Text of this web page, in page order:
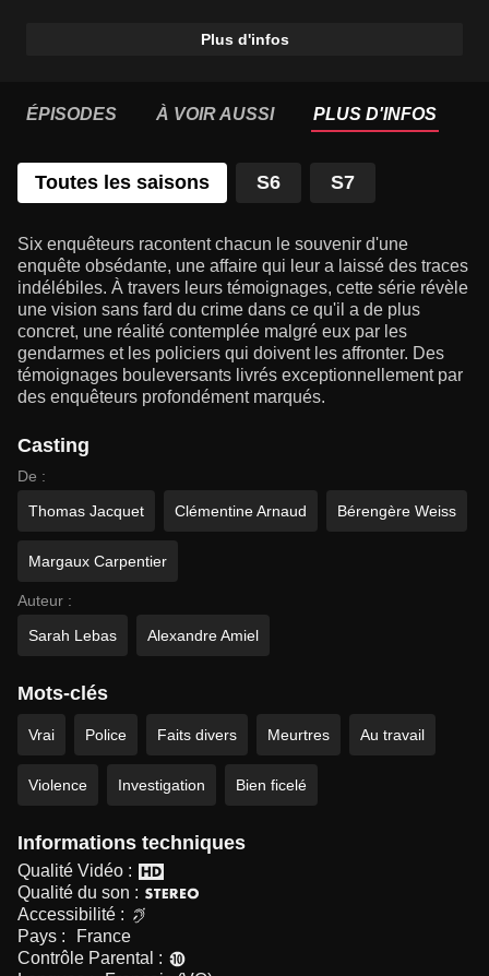
Plus d'infos
ÉPISODES À VOIR AUSSI PLUS D'INFOS
Toutes les saisons S6 S7
Six enquêteurs racontent chacun le souvenir d'une
enquête obsédante, une affaire qui leur a laissé des traces
indélébiles. À travers leurs témoignages, cette série révèle
une vision sans fard du crime dans ce qu'il a de plus
concret, une réalité contemplée malgré eux par les
gendarmes et les policiers qui doivent les affronter. Des
témoignages bouleversants livrés exceptionnellement par
des enquêteurs profondément marqués.
Casting
De :
Thomas Jacquet
Clémentine Arnaud Bérengère Weiss
Margaux Carpentier
Auteur :
Sarah Lebas
Alexandre Amiel
Mots-clés
Vrai Police Faits divers Meurtres Au travail
Violence Investigation Bien ficelé
Informations techniques
Qualité Vidéo :
Qualité du son :
Accessibilité :
Pays :
France
Contrôle Parental :